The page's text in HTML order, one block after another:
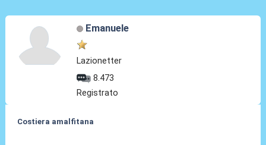
Emanuele
Lazionetter
8.473
Registrato
Costiera amalfitana